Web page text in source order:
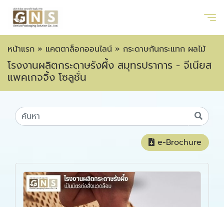
หน้าแรก » แคตตาล็อกออนไลน์ » กระดาษกันกระแทก ผลไม้
โรงงานผลิตกระดาษรังผึ้ง สมุทรปราการ - จีเนียส
แพคเกจจิ้ง โซลูชั่น
e-Brochure